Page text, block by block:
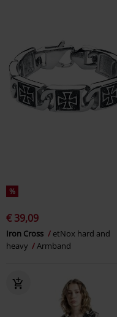
%
€ 39,09
Iron Cross
etNox hard and
heavy
Armband